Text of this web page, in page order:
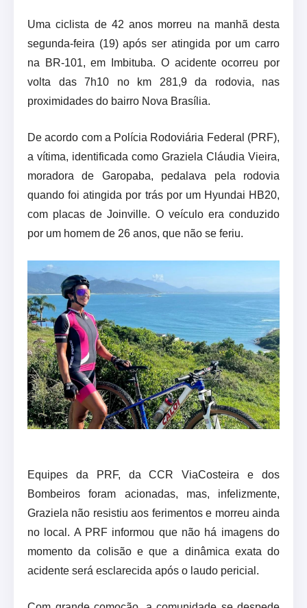
Uma ciclista de 42 anos morreu na manhã desta
segunda-feira (19) após ser atingida por um carro
na BR-101, em Imbituba. O acidente ocorreu por
volta das 7h10 no km 281,9 da rodovia, nas
proximidades do bairro Nova Brasília.
De acordo com a Polícia Rodoviária Federal (PRF),
a vítima, identificada como Graziela Cláudia Vieira,
moradora de Garopaba, pedalava pela rodovia
quando foi atingida por trás por um Hyundai HB20,
com placas de Joinville. O veículo era conduzido
por um homem de 26 anos, que não se feriu.
Equipes da PRF, da CCR ViaCosteira e dos
Bombeiros foram acionadas, mas, infelizmente,
Graziela não resistiu aos ferimentos e morreu ainda
no local. A PRF informou que não há imagens do
momento da colisão e que a dinâmica exata do
acidente será esclarecida após o laudo pericial.